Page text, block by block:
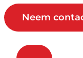
Neem